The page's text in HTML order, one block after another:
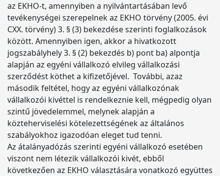
az EKHO-t, amennyiben a nyilvántartásában levő
tevékenységei szerepelnek az EKHO törvény (2005. évi
CXX. törvény) 3. § (3) bekezdése szerinti foglalkozások
között. Amennyiben igen, akkor a hivatkozott
jogszabályhely 3. § (2) bekezdés b) pont ba) alpontja
alapján az egyéni vállalkozó elvileg vállalkozási
szerződést köthet a kifizetőjével. További, azaz
második feltétel, hogy az egyéni vállalkozónak
vállalkozói kivéttel is rendelkeznie kell, mégpedig olyan
szintű jövedelemmel, melynek alapján a
közteherviselési kötelezettségének az általános
szabályokhoz igazodóan eleget tud tenni.
Az átalányadózás szerinti egyéni vállalkozó esetében
viszont nem létezik vállalkozói kivét, ebből
következően az EKHO választására vonatkozó együttes